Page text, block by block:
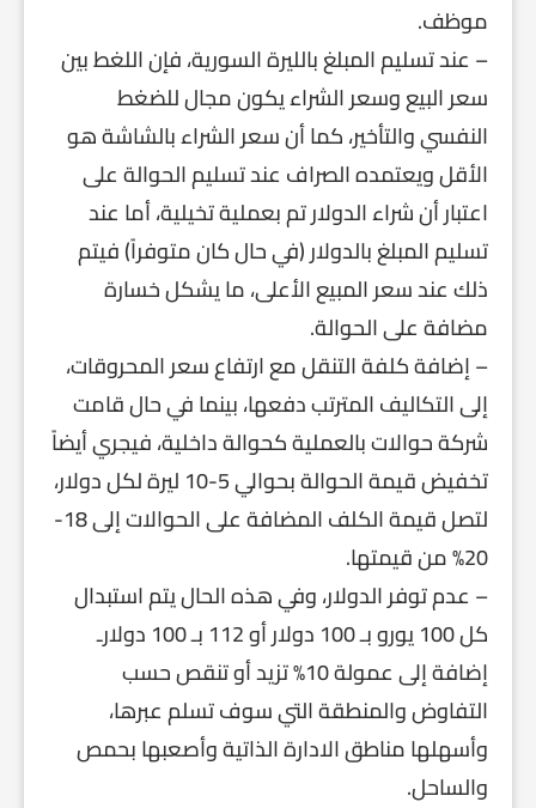
موظف.
– عند تسليم المبلغ بالليرة السورية، فإن اللغط بين
سعر البيع وسعر الشراء يكون مجال للضغط
النفسي والتأخير، كما أن سعر الشراء بالشاشة هو
الأقل ويعتمده الصراف عند تسليم الحوالة على
اعتبار أن شراء الدولار تم بعملية تخيلية، أما عند
تسليم المبلغ بالدولار (في حال كان متوفراً) فيتم
ذلك عند سعر المبيع الأعلى، ما يشكل خسارة
مضافة على الحوالة.
– إضافة كلفة التنقل مع ارتفاع سعر المحروقات،
إلى التكاليف المترتب دفعها، بينما في حال قامت
شركة حوالات بالعملية كحوالة داخلية، فيجري أيضاً
تخفيض قيمة الحوالة بحوالي 5-10 ليرة لكل دولار،
لتصل قيمة الكلف المضافة على الحوالات إلى 18-
20% من قيمتها.
– عدم توفر الدولار، وفي هذه الحال يتم استبدال
كل 100 يورو بـ 100 دولار أو 112 بـ 100 دولارـ
إضافة إلى عمولة 10% تزيد أو تنقص حسب
التفاوض والمنطقة التي سوف تسلم عبرها،
وأسهلها مناطق الادارة الذاتية وأصعبها بحمص
والساحل.